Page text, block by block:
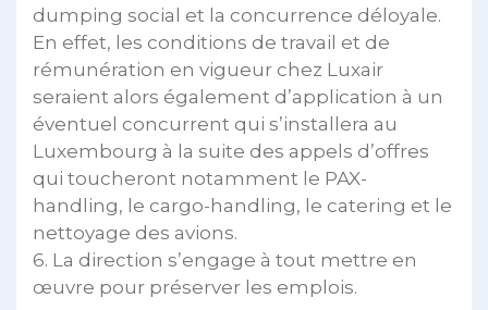
dumping social et la concurrence déloyale.
En effet, les conditions de travail et de
rémunération en vigueur chez Luxair
seraient alors également d’application à un
éventuel concurrent qui s’installera au
Luxembourg à la suite des appels d’offres
qui toucheront notamment le PAX-
handling, le cargo-handling, le catering et le
nettoyage des avions.
6. La direction s’engage à tout mettre en
œuvre pour préserver les emplois.